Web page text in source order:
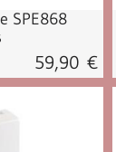
SPE868
59,90 €